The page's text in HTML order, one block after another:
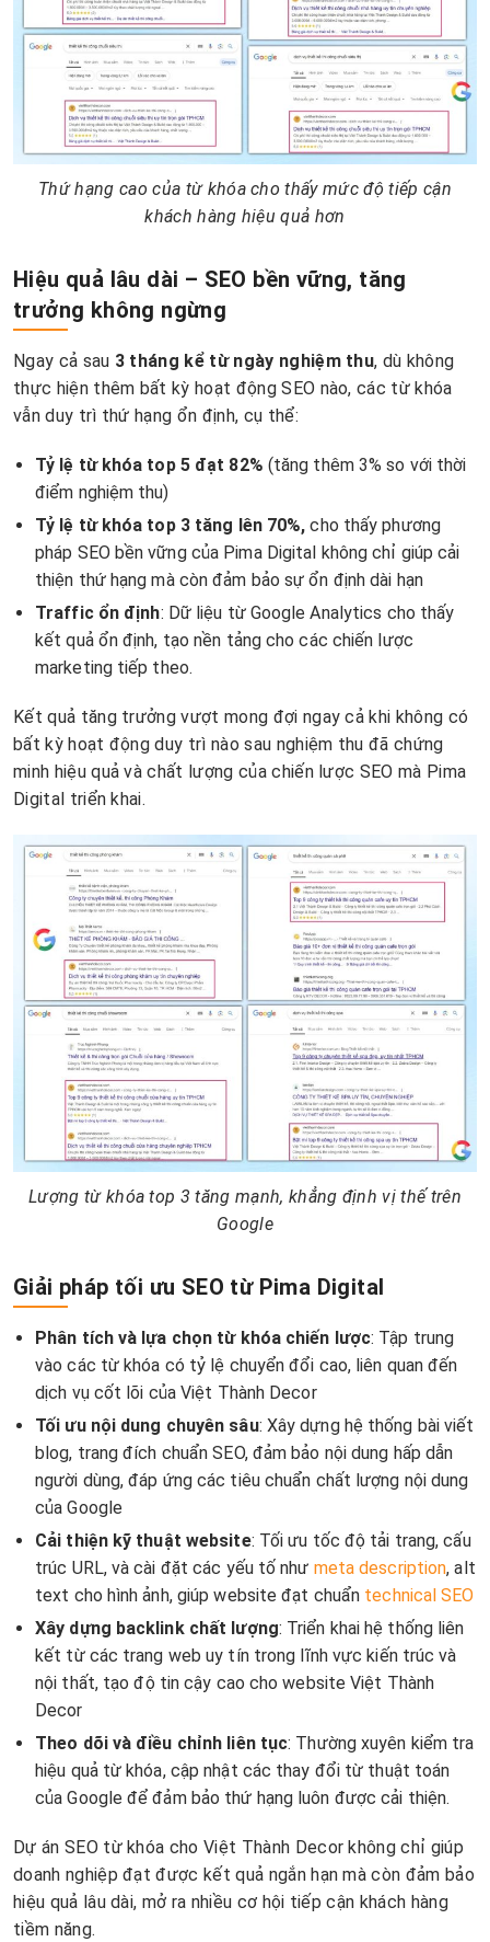
Thứ hạng cao của từ khóa cho thấy mức độ tiếp cận
khách hàng hiệu quả hơn
Hiệu quả lâu dài – SEO bền vững, tăng
trưởng không ngừng
Ngay cả sau 3 tháng kể từ ngày nghiệm thu, dù không
thực hiện thêm bất kỳ hoạt động SEO nào, các từ khóa
vẫn duy trì thứ hạng ổn định, cụ thể:
Tỷ lệ từ khóa top 5 đạt 82% (tăng thêm 3% so với thời
điểm nghiệm thu)
Tỷ lệ từ khóa top 3 tăng lên 70%, cho thấy phương
pháp SEO bền vững của Pima Digital không chỉ giúp cải
thiện thứ hạng mà còn đảm bảo sự ổn định dài hạn
Traffic ổn định: Dữ liệu từ Google Analytics cho thấy
kết quả ổn định, tạo nền tảng cho các chiến lược
marketing tiếp theo.
Kết quả tăng trưởng vượt mong đợi ngay cả khi không có
bất kỳ hoạt động duy trì nào sau nghiệm thu đã chứng
minh hiệu quả và chất lượng của chiến lược SEO mà Pima
Digital triển khai.
Lượng từ khóa top 3 tăng mạnh, khẳng định vị thế trên
Google
Giải pháp tối ưu SEO từ Pima Digital
Phân tích và lựa chọn từ khóa chiến lược: Tập trung
vào các từ khóa có tỷ lệ chuyển đổi cao, liên quan đến
dịch vụ cốt lõi của Việt Thành Decor
Tối ưu nội dung chuyên sâu: Xây dựng hệ thống bài viết
blog, trang đích chuẩn SEO, đảm bảo nội dung hấp dẫn
người dùng, đáp ứng các tiêu chuẩn chất lượng nội dung
của Google
Cải thiện kỹ thuật website: Tối ưu tốc độ tải trang, cấu
trúc URL, và cài đặt các yếu tố như meta description, alt
text cho hình ảnh, giúp website đạt chuẩn technical SEO
Xây dựng backlink chất lượng: Triển khai hệ thống liên
kết từ các trang web uy tín trong lĩnh vực kiến trúc và
nội thất, tạo độ tin cậy cao cho website Việt Thành
Decor
Theo dõi và điều chỉnh liên tục: Thường xuyên kiểm tra
hiệu quả từ khóa, cập nhật các thay đổi từ thuật toán
của Google để đảm bảo thứ hạng luôn được cải thiện.
Dự án SEO từ khóa cho Việt Thành Decor không chỉ giúp
doanh nghiệp đạt được kết quả ngắn hạn mà còn đảm bảo
hiệu quả lâu dài, mở ra nhiều cơ hội tiếp cận khách hàng
tiềm năng.